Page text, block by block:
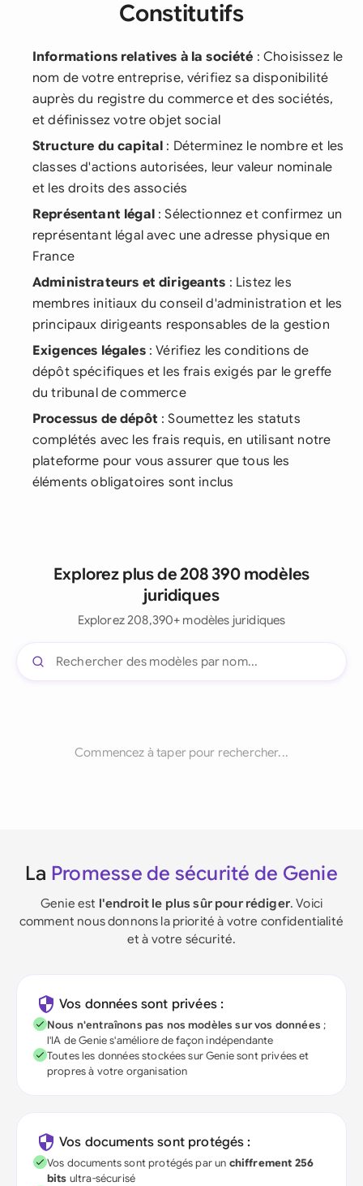
Constitutifs
Informations relatives à la société : Choisissez le
nom de votre entreprise, vérifiez sa disponibilité
auprès du registre du commerce et des sociétés,
et définissez votre objet social
Structure du capital : Déterminez le nombre et les
classes d'actions autorisées, leur valeur nominale
et les droits des associés
Représentant légal: Sélectionnez et confirmez un
représentant légal avec une adresse physique en
France
Administrateurs et dirigeants : Listez les
membres initiaux du conseil d'administration et les
principaux dirigeants responsables de la gestion
Exigences légales: Vérifiez les conditions de
dépôt spécifiques et les frais exigés par le greffe
du tribunal de commerce
Processus de dépôt : Soumettez les statuts
complétés avec les frais requis, en utilisant notre
plateforme pour vous assurer que tous les
éléments obligatoires sont inclus
Explorez plus de 208 390 modèles
juridiques
Explorez 208,390+ modèles juridiques
Commencez à taper pour rechercher...
La Promesse de sécurité de Genie
Genie est l'endroit le plus sûr pour rédiger. Voici
comment nous donnons la priorité à votre confidentialité
et à votre sécurité.
Vos données sont privées :
Nous n'entraînons pas nos modèles sur vos données ;
l'IA de Genie s'améliore de façon indépendante
Toutes les données stockées sur Genie sont privées et
propres à votre organisation
Vos documents sont protégés :
Vos documents sont protégés par un chiffrement 256
bits ultra-sécurisé